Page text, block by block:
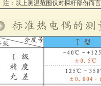
注：以上测温范围仅对探杆部份而